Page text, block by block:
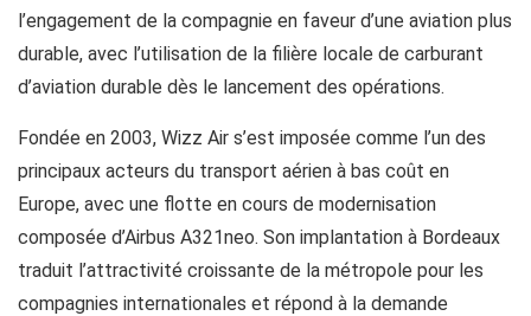
l’engagement de la compagnie en faveur d’une aviation plus
durable, avec l’utilisation de la filière locale de carburant
d’aviation durable dès le lancement des opérations.
Fondée en 2003, Wizz Air s’est imposée comme l’un des
principaux acteurs du transport aérien à bas coût en
Europe, avec une flotte en cours de modernisation
composée d’Airbus A321neo. Son implantation à Bordeaux
traduit l’attractivité croissante de la métropole pour les
compagnies internationales et répond à la demande